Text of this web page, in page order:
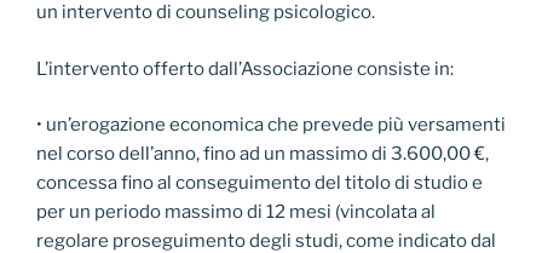
un intervento di counseling psicologico.
L’intervento offerto dall’Associazione consiste in:
• un’erogazione economica che prevede più versamenti
nel corso dell’anno, fino ad un massimo di 3.600,00 €,
concessa fino al conseguimento del titolo di studio e
per un periodo massimo di 12 mesi (vincolata al
regolare proseguimento degli studi, come indicato dal